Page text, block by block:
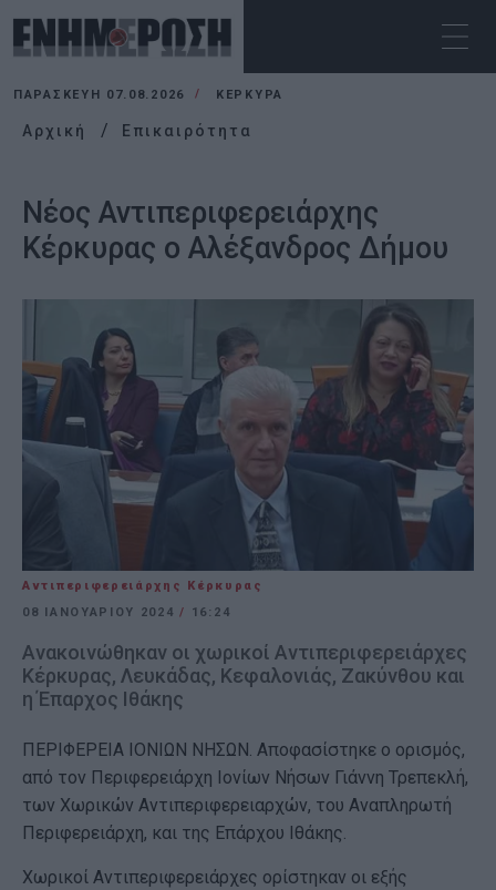
ΠΑΡΑΣΚΕΥΉ 07.08.2026 ΚΕΡΚΥΡΑ
Αρχική Επικαιρότητα
Νέος Αντιπεριφερειάρχης
Κέρκυρας ο Αλέξανδρος Δήμου
Αντιπεριφερειάρχης Κέρκυρας
08 ΙΑΝΟΥΑΡΊΟΥ 2024/ 16:24
Ανακοινώθηκαν οι χωρικοί Αντιπεριφερειάρχες
Κέρκυρας, Λευκάδας, Κεφαλονιάς, Ζακύνθου και
η Έπαρχος Ιθάκης
ΠΕΡΙΦΕΡΕΙΑ ΙΟΝΙΩΝ ΝΗΣΩΝ. Αποφασίστηκε ο ορισμός,
από τον Περιφερειάρχη Ιονίων Νήσων Γιάννη Τρεπεκλή,
των Χωρικών Αντιπεριφερειαρχών, του Αναπληρωτή
Περιφερειάρχη, και της Επάρχου Ιθάκης.
Χωρικοί Αντιπεριφερειάρχες ορίστηκαν οι εξής